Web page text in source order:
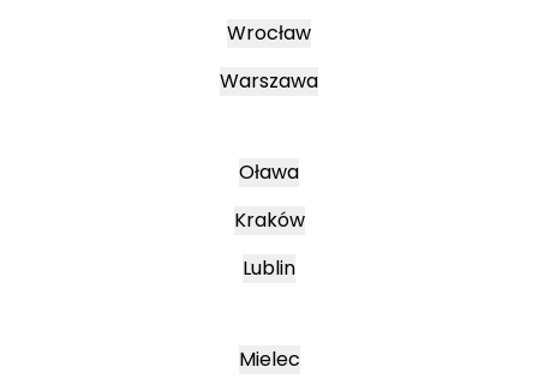
Wrocław
Warszawa
Oława
Kraków
Lublin
Mielec